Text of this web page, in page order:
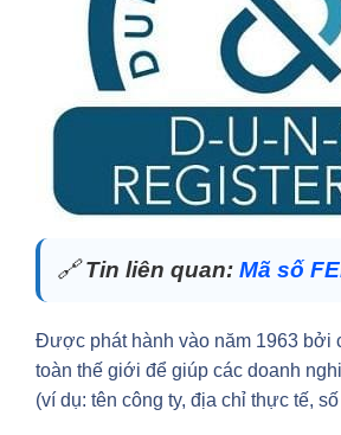
🔗Tin liên quan: Mã số
Được phát hành vào năm 1963 bởi
toàn thế giới để giúp các doanh
(ví dụ: tên công ty, địa chỉ thực tế,